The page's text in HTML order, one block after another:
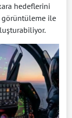
hedeflerini
görüntüleme ile